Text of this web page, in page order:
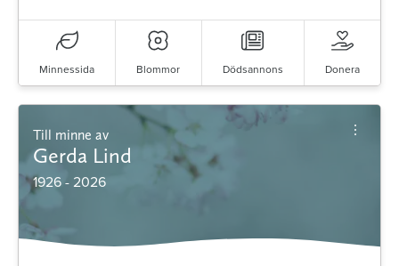
Minnessida Blommor Dödsannons Donera
Till minne av
Gerda Lind
1926 - 2026